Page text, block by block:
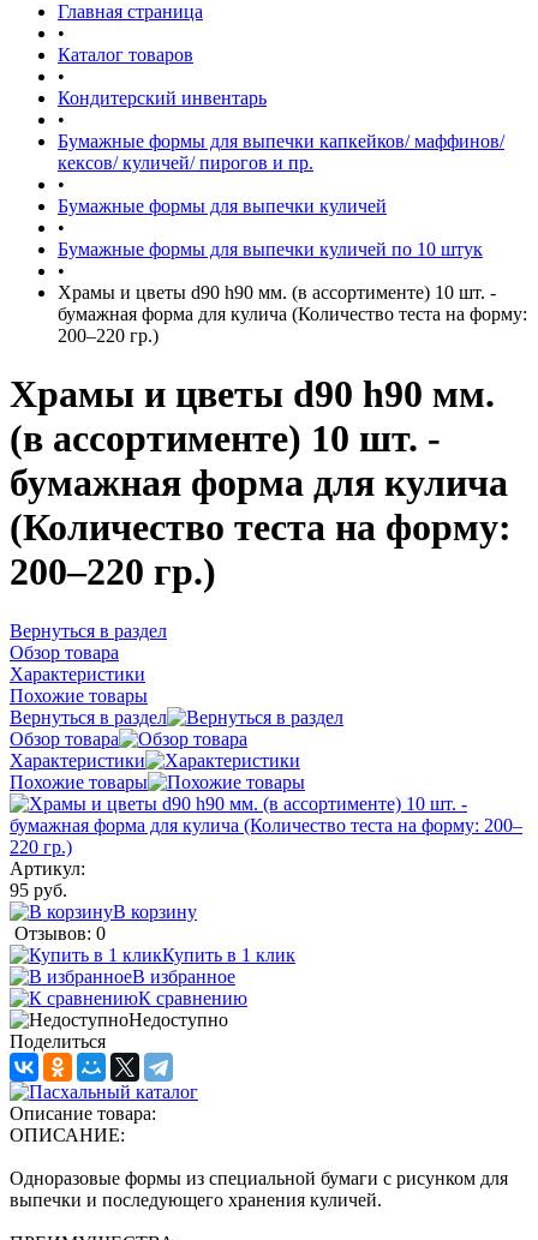
Главная страница
•
Каталог товаров
•
Кондитерский инвентарь
•
Бумажные формы для выпечки капкейков/ маффинов/
кексов/ куличей/ пирогов и пр.
•
Бумажные формы для выпечки куличей
•
Бумажные формы для выпечки куличей по 10 штук
•
Храмы и цветы d90 h90 мм. (в ассортименте) 10 шт. -
бумажная форма для кулича (Количество теста на форму:
200–220 гр.)
Храмы и цветы d90 h90 мм.
(в ассортименте) 10 шт. -
бумажная форма для кулича
(Количество теста на форму:
200–220 гр.)
Вернуться в раздел
Обзор товара
Характеристики
Похожие товары
Вернуться в раздел
Обзор товара
Характеристики
Похожие товары
Артикул:
95 руб.
В корзину
Отзывов: 0
Купить в 1 клик
В избранное
К сравнению
Недоступно
Поделиться
Описание товара:
ОПИСАНИЕ:
Одноразовые формы из специальной бумаги с рисунком для
выпечки и последующего хранения куличей.